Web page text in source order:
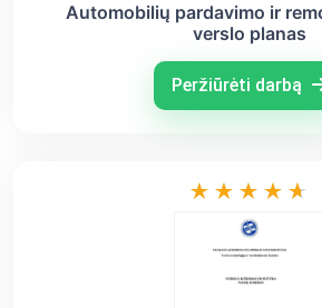
Automobilių pardavimo ir
verslo planas
Peržiūrėti darbą